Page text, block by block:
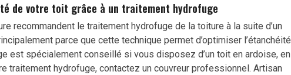
de votre toit grâce à un traitement hydrofuge
recommandent le traitement hydrofuge de la toiture à la suite d’un
parce que cette technique permet d’optimiser l’étanchéité
est spécialement conseillé si vous disposez d’un toit en ardoise, en
traitement hydrofuge, contactez un couvreur professionnel. Artisan